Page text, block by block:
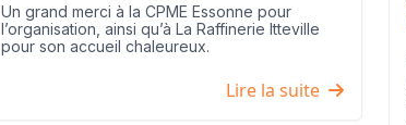
Un grand merci à la CPME Essonne pour
l’organisation, ainsi qu’à La Raffinerie Itteville
pour son accueil chaleureux.
Lire la suite